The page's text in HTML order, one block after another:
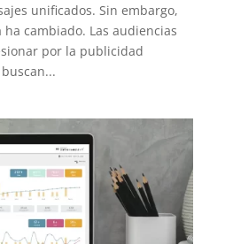
unificados. Sin embargo,
cambiado. Las audiencias
por la publicidad